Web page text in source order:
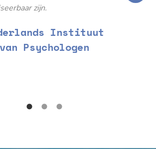
zijn.
Instituut
van Psychologen